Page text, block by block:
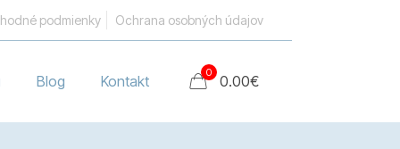
podmienky Ochrana osobných údajov
Blog Kontakt 0 0.00€